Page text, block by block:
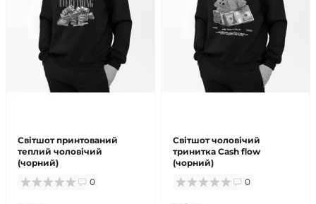
Світшот принтований
теплий чоловічий
(чорний)
0
Світшот чоловічий
тринитка Cash flow
(чорний)
0